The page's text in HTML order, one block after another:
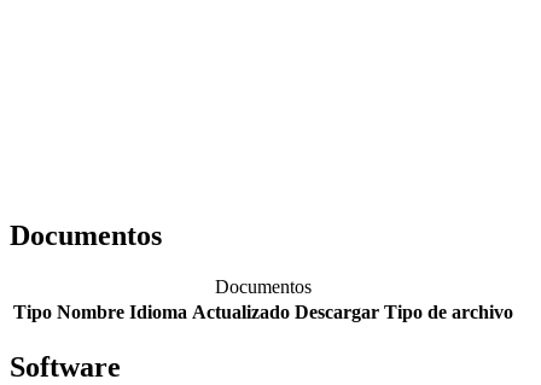
Documentos
Documentos
Tipo Nombre Idioma Actualizado Descargar Tipo de archivo
Software